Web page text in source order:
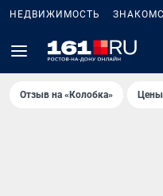
НЕДВИЖИМОСТЬ
Отзыв на «Колобка»